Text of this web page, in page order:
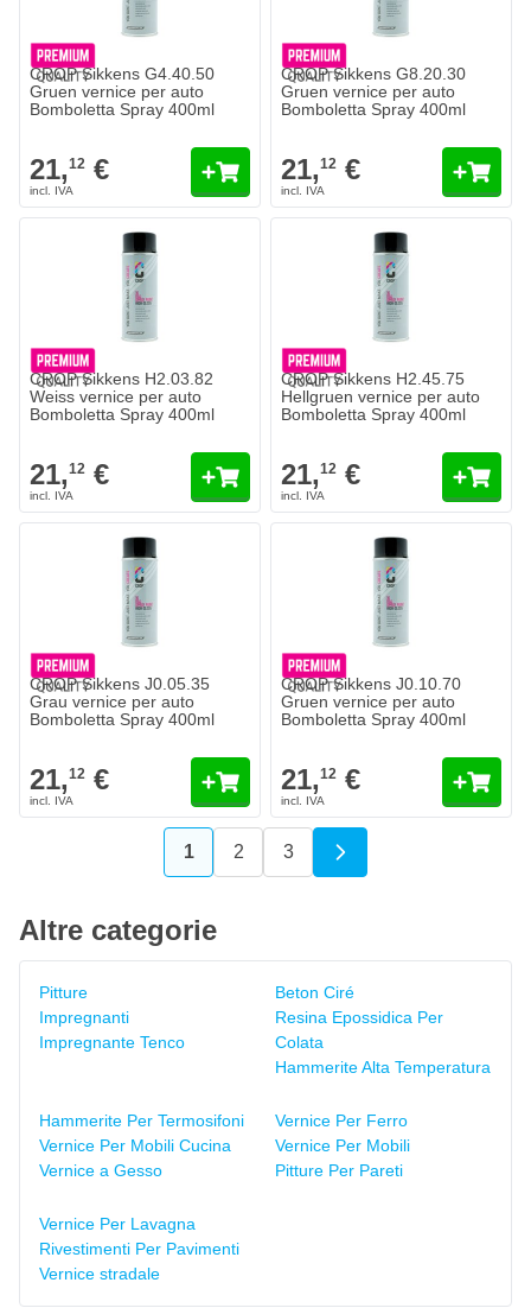
CROP Sikkens G4.40.50
Gruen vernice per auto
Bomboletta Spray 400ml
21,12 €
CROP Sikkens G8.20.30
Gruen vernice per auto
Bomboletta Spray 400ml
21,12 €
CROP Sikkens H2.03.82
Weiss vernice per auto
Bomboletta Spray 400ml
21,12 €
CROP Sikkens H2.45.75
Hellgruen vernice per auto
Bomboletta Spray 400ml
21,12 €
CROP Sikkens J0.05.35
Grau vernice per auto
Bomboletta Spray 400ml
21,12 €
CROP Sikkens J0.10.70
Gruen vernice per auto
Bomboletta Spray 400ml
21,12 €
Attualmente stai leggendo la pagina
1 Pagina
2 Pagina
3
Altre categorie
Pitture
Impregnanti
Impregnante Tenco
Beton Ciré
Resina Epossidica Per
Colata
Hammerite Alta Temperatura
Hammerite Per Termosifoni
Vernice Per Mobili Cucina
Vernice a Gesso
Vernice Per Ferro
Vernice Per Mobili
Pitture Per Pareti
Vernice Per Lavagna
Rivestimenti Per Pavimenti
Vernice stradale